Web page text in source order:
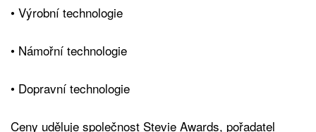
• Výrobní technologie
• Námořní technologie
• Dopravní technologie
Ceny uděluje společnost Stevie Awards, pořadatel